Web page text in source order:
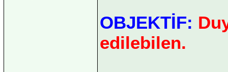
OBJEKTİF:
edilebilen.